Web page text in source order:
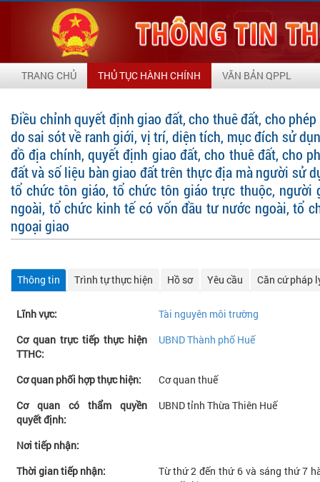
TRANG CHỦ THỦ TỤC HÀNH CHÍNH VĂN BẢN QPPL
Điều chỉnh quyết định giao đất, cho thuê đất, cho
do sai sót về ranh giới, vị trí, diện tích, mục đích sử
đồ địa chính, quyết định giao đất, cho thuê đất, cho
đất và số liệu bàn giao đất trên thực địa mà người sử
tổ chức tôn giáo, tổ chức tôn giáo trực thuộc, người
ngoài, tổ chức kinh tế có vốn đầu tư nước ngoài, tổ
ngoại giao
Thông tin Trình tự thực hiện Hồ sơ Yêu cầu Căn cứ pháp
Lĩnh vực:
Tài nguyên môi trường
Cơ quan trực tiếp thực hiện
TTHC:
UBND Thành phố Huế
Cơ quan phối hợp thực hiện:
Cơ quan thuế
Cơ quan có thẩm quyền
quyết định:
UBND tỉnh Thừa Thiên Huế
Nơi tiếp nhận:
Thời gian tiếp nhận:
Từ thứ 2 đến thứ 6 và sáng thứ 7